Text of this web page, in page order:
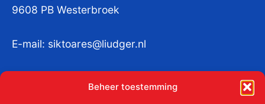
Beheer toestemming
9608 PB Westerbroek
E-mail: siktoares@liudger.nl